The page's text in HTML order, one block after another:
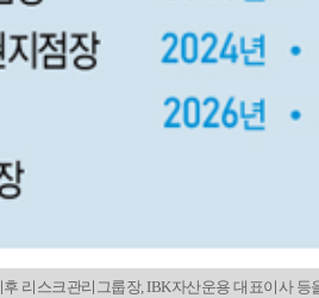
리스크관리그룹장, IBK자산운용 대표이사